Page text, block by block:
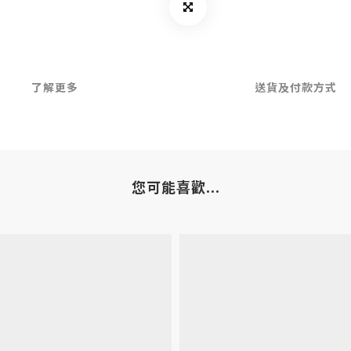
了解更多 送貨及付款方式
您可能喜歡...